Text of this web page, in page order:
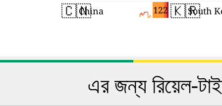
🇨🇳 122
China 🇰🇷South
এর জন্য রিয়েল-